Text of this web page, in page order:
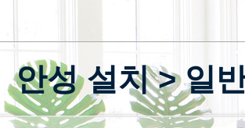
안성 설치 > 일